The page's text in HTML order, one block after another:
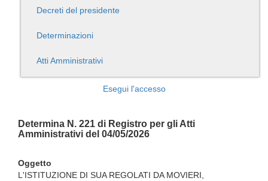
Decreti del presidente
Determinazioni
Atti Amministrativi
Esegui l'accesso
Determina N. 221 di Registro per gli Atti
Amministrativi del 04/05/2026
Oggetto
L'ISTITUZIONE DI SUA REGOLATI DA MOVIERI,